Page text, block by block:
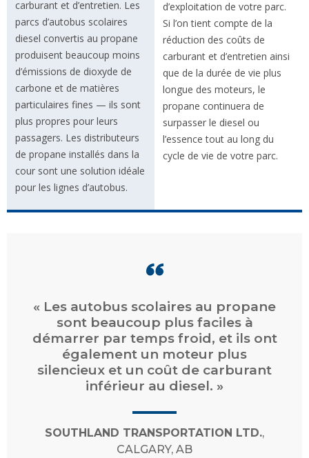
carburant et d’entretien. Les
parcs d’autobus scolaires
diesel convertis au propane
produisent beaucoup moins
d’émissions de dioxyde de
carbone et de matières
particulaires fines — ils sont
plus propres pour leurs
passagers. Les distributeurs
de propane installés dans la
cour sont une solution idéale
pour les lignes d’autobus.
d’exploitation de votre parc.
Si l’on tient compte de la
réduction des coûts de
carburant et d’entretien ainsi
que de la durée de vie plus
longue des moteurs, le
propane continuera de
surpasser le diesel ou
l’essence tout au long du
cycle de vie de votre parc.
« La réduction des coûts était notre
principale raison de passer au
propane, mais Supérieur offre
également des services et un
soutien plus solides [...] la gestion de
compte en ligne monSUPÉRIEUR
INTELLIGENT*MCgarantissent que
nous ne manquerons jamais de
propane. »